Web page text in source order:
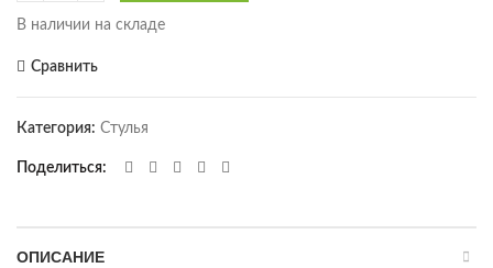
В наличии на складе
Сравнить
Категория: Стулья
Поделиться
ОПИСАНИЕ